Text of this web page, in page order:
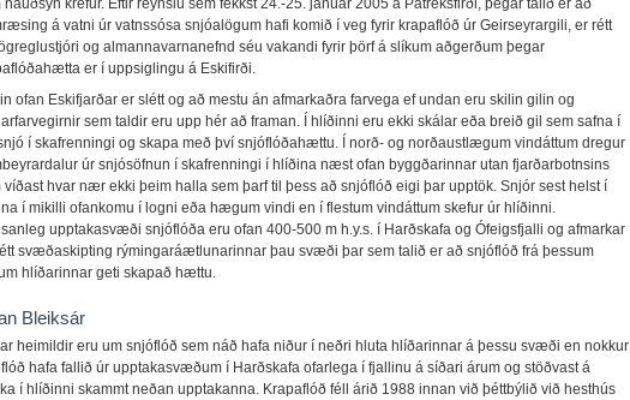
á vatni úr vatnssósa snjóalögum hafi komið í veg fyrir krapaflóð úr Geirseyrargili, er rétt
og almannavarnanefnd séu vakandi fyrir þörf á slíkum aðgerðum þegar
er í uppsiglingu á Eskifirði.
ofan Eskifjarðar er slétt og að mestu án afmarkaðra farvega ef undan eru skilin gilin og
sem taldir eru upp hér að framan. Í hlíðinni eru ekki skálar eða breið gil sem safna í
í skafrenningi og skapa með því snjóflóðahættu. Í norð- og norðaustlægum vindáttum dregur
úr snjósöfnun í skafrenningi í hlíðina næst ofan byggðarinnar utan fjarðarbotnsins
víðast hvar nær ekki þeim halla sem þarf til þess að snjóflóð eigi þar upptök. Snjór sest helst í
í mikilli ofankomu í logni eða hægum vindi en í flestum vindáttum skefur úr hlíðinni.
upptakasvæði snjóflóða eru ofan 400-500 m h.y.s. í Harðskafa og Ófeigsfjalli og afmarkar
svæðaskipting rýmingaráætlunarinnar þau svæði þar sem talið er að snjóflóð frá þessum
hlíðarinnar geti skapað hættu.
Bleiksár
heimildir eru um snjóflóð sem náð hafa niður í neðri hluta hlíðarinnar á þessu svæði en nokkur
hafa fallið úr upptakasvæðum í Harðskafa ofarlega í fjallinu á síðari árum og stöðvast á
í hlíðinni skammt neðan upptakanna. Krapaflóð féll árið 1988 innan við þéttbýlið við hesthús